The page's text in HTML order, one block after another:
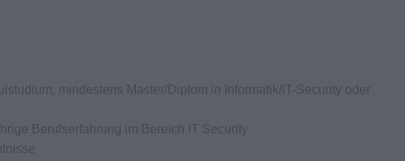
mindestens Master/Diplom in Informatik/IT-Security oder
Berufserfahrung im Bereich IT Security